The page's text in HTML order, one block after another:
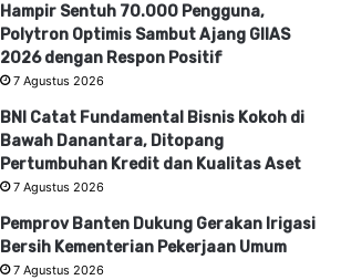
Hampir Sentuh 70.000 Pengguna,
Polytron Optimis Sambut Ajang GIIAS
2026 dengan Respon Positif
7 Agustus 2026
BNI Catat Fundamental Bisnis Kokoh di
Bawah Danantara, Ditopang
Pertumbuhan Kredit dan Kualitas Aset
7 Agustus 2026
Pemprov Banten Dukung Gerakan Irigasi
Bersih Kementerian Pekerjaan Umum
7 Agustus 2026